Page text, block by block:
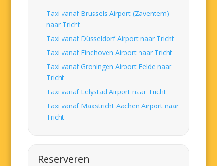
Taxi vanaf Brussels Airport (Zaventem)
naar Tricht
Taxi vanaf Düsseldorf Airport naar Tricht
Taxi vanaf Eindhoven Airport naar Tricht
Taxi vanaf Groningen Airport Eelde naar
Tricht
Taxi vanaf Lelystad Airport naar Tricht
Taxi vanaf Maastricht Aachen Airport naar
Tricht
Reserveren